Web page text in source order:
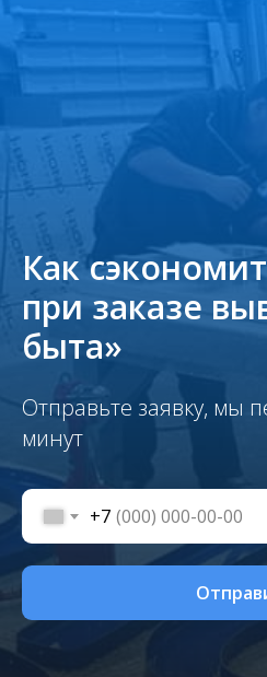
Как
при заказе
быта»
Отправьте заявку, мы
минут
+7